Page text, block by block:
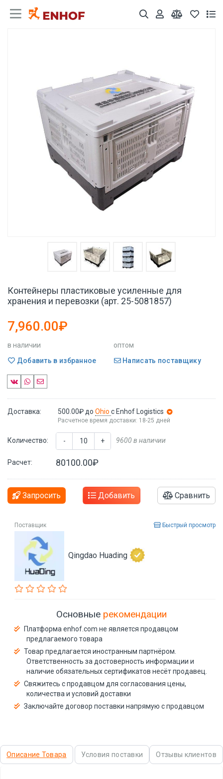
Контейнеры пластиковые усиленные для
хранения и перевозки (арт. 25-5081857)
7,960.00₽
в наличии
оптом
Добавить в избранное
Написать поставщику
Доставка: 500.00₽ до Ohio с Enhof Logistics
Расчетное время доставки: 18-25 дней
Количество: - + 9600 в наличии
Расчет: 80100.00₽
Запросить Добавить Сравнить
Поставщик Быстрый просмотр
Qingdao Huading
Основные рекомендации
Платформа enhof.com не является продавцом
предлагаемого товара
Товар предлагается иностранным партнёром.
Ответственность за достоверность информации и
наличие обязательных сертификатов несёт продавец.
Свяжитесь с продавцом для согласования цены,
количества и условий доставки
Заключайте договор поставки напрямую с продавцом
Описание Товара Условия поставки Отзывы клиентов